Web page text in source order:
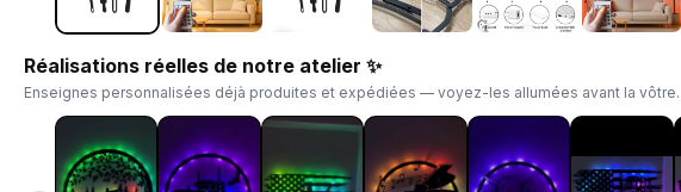
Réalisations réelles de notre atelier ✨
Enseignes personnalisées déjà produites et expédiées — voyez-les allumées avant la vôtre.